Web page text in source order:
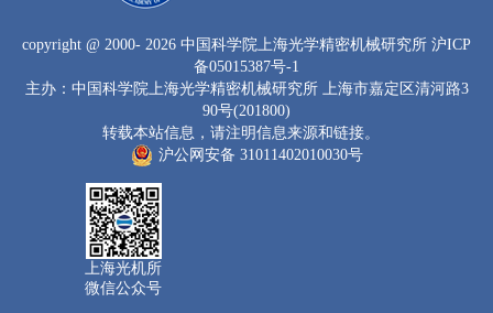
copyright @ 2000- 2026 中国科学院上海光学精密机械研究所 沪ICP
备05015387号-1
主办：中国科学院上海光学精密机械研究所 上海市嘉定区清河路3
90号(201800)
转载本站信息，请注明信息来源和链接。
沪公网安备 31011402010030号
上海光机所
微信公众号